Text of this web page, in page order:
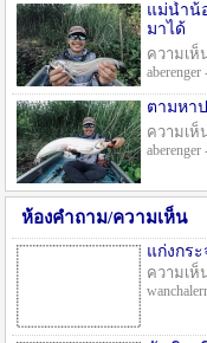
แม่น้ำน้
มาได้
ความเห็
aberenger
ตามหา
ความเห็
aberenger
ห้องคำถาม/ความเห็น
แก่งกร
ความเห็